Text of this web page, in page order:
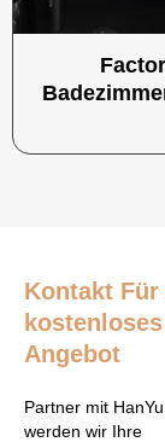
Kontakt Für
kostenloses
Angebot
Partner mit HanYu,
werden wir Ihre